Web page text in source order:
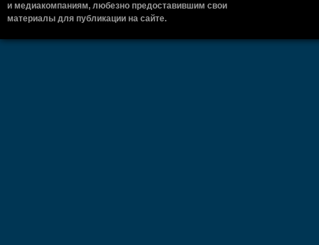
и медиакомпаниям, любезно предоставившим свои
материалы для публикации на сайте.